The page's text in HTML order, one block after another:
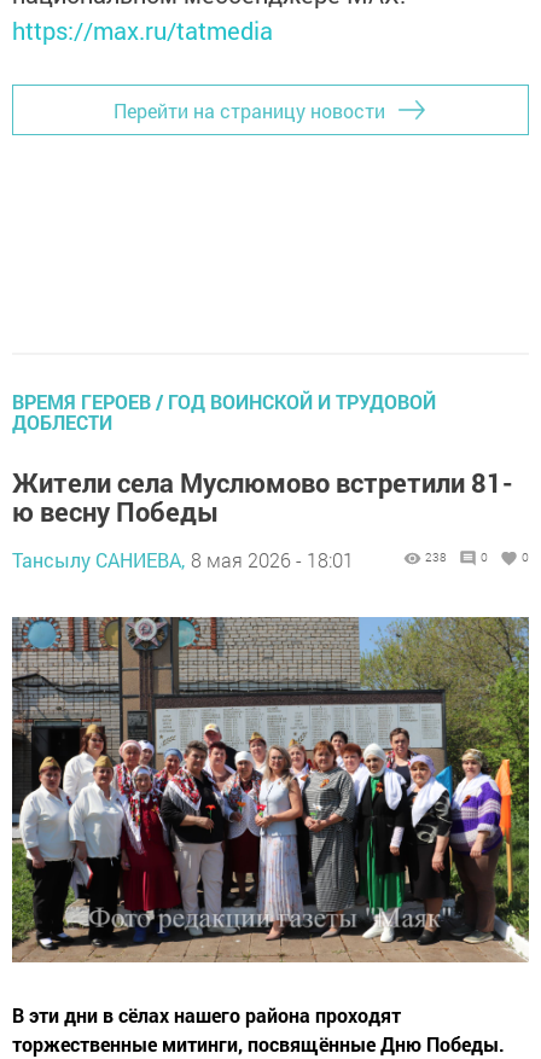
https://max.ru/tatmedia
Перейти на страницу новости
ВРЕМЯ ГЕРОЕВ / ГОД ВОИНСКОЙ И ТРУДОВОЙ
ДОБЛЕСТИ
Жители села Муслюмово встретили 81-
ю весну Победы
Тансылу САНИЕВА, 8 мая 2026 - 18:01 238 0 0
В эти дни в сёлах нашего района проходят
торжественные митинги, посвящённые Дню Победы.